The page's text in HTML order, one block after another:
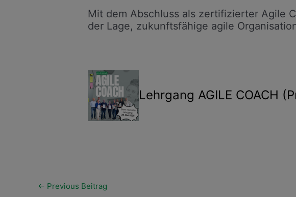
Mit dem Abschluss als zertifizierter Agile
der Lage, zukunftsfähige agile
Lehrgang AGILE COACH
← Previous Beitrag